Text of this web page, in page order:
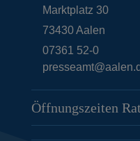
Marktplatz 30
73430Aalen
07361 52-0
Öffnungszeiten